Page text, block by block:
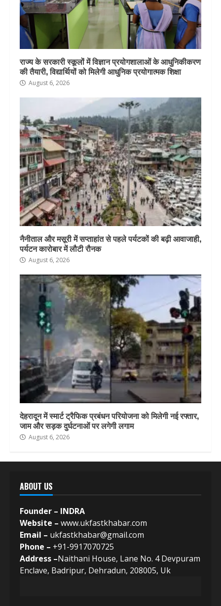
राज्य के सरकारी स्कूलों में विज्ञान प्रयोगशालाओं के आधुनिकीकरण
की तैयारी, विद्यार्थियों को मिलेगी आधुनिक प्रयोगात्मक शिक्षा
August 6, 2026
नैनीताल और मसूरी में सप्ताहांत से पहले पर्यटकों की बढ़ी आवाजाही,
पर्यटन कारोबार में लौटी रौनक
August 6, 2026
देहरादून में स्मार्ट ट्रैफिक प्रबंधन परियोजना को मिलेगी नई रफ्तार,
जाम और सड़क दुर्घटनाओं पर लगेगी लगाम
August 6, 2026
ABOUT US
Founder – INDRA
Website – www.ukfastkhabar.com
Email – ukfastkhabar@gmail.com
Phone – +91-9917070725
Address –Naithani House, Lane No. 4 Devpuram
Enclave, Badripur, Dehradun, 208005, Uk